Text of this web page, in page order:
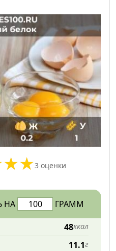
3 оценки
НА ГРАММ
48ккал
11.1г